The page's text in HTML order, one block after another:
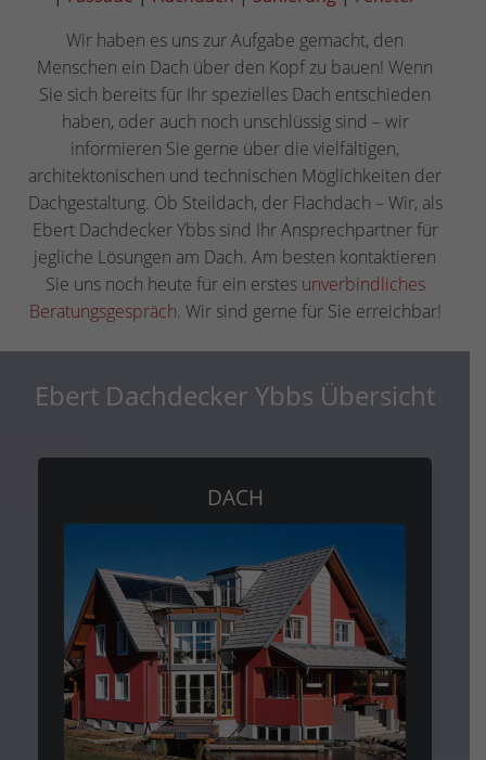
Wir haben es uns zur Aufgabe gemacht, den
Menschen ein Dach über den Kopf zu bauen! Wenn
Sie sich bereits für Ihr spezielles Dach entschieden
haben, oder auch noch unschlüssig sind – wir
informieren Sie gerne über die vielfältigen,
architektonischen und technischen Möglichkeiten der
Dachgestaltung. Ob Steildach, der Flachdach – Wir, als
Ebert Dachdecker Ybbs sind Ihr Ansprechpartner für
jegliche Lösungen am Dach. Am besten kontaktieren
Sie uns noch heute für ein erstes unverbindliches
Beratungsgespräch. Wir sind gerne für Sie erreichbar!
Ebert Dachdecker Ybbs Übersicht
DACH